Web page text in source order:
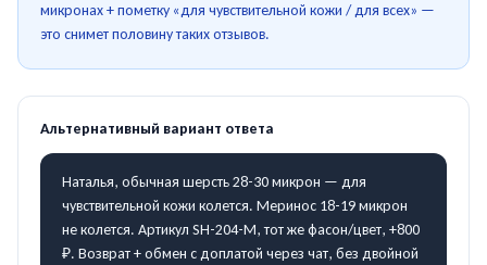
микронах + пометку «для чувствительной кожи / для всех» —
это снимет половину таких отзывов.
Альтернативный вариант ответа
Наталья, обычная шерсть 28-30 микрон — для
чувствительной кожи колется. Меринос 18-19 микрон
не колется. Артикул SH-204-M, тот же фасон/цвет, +800
₽. Возврат + обмен с доплатой через чат, без двойной